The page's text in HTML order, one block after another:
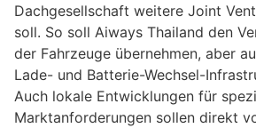
Dachgesellschaft weitere Joint
soll. So soll Aiways Thailand den
der Fahrzeuge übernehmen, aber
Lade- und Batterie-Wechsel-
Auch lokale Entwicklungen für
Marktanforderungen sollen direkt